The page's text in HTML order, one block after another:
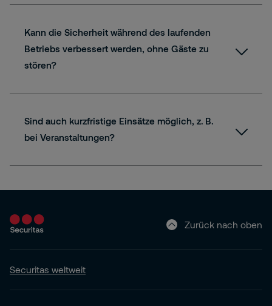
Kann die Sicherheit während des laufenden
Betriebs verbessert werden, ohne Gäste zu
stören?
Sind auch kurzfristige Einsätze möglich, z. B.
bei Veranstaltungen?
Zurück nach oben
Securitas weltweit